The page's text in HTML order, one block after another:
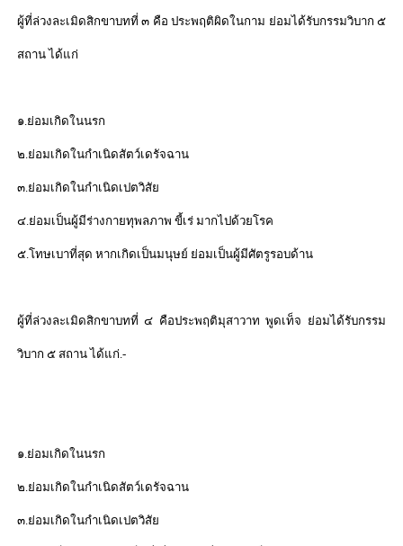
ผู้ที่ล่วงละเมิดสิกขาบทที่ ๓ คือ ประพฤติผิดในกาม ย่อมได้รับกรรมวิบาก ๕
สถาน ได้แก่
๑.ย่อมเกิดในนรก
๒.ย่อมเกิดในกำเนิดสัตว์เดรัจฉาน
๓.ย่อมเกิดในกำเนิดเปตวิสัย
๔.ย่อมเป็นผู้มีร่างกายทุพลภาพ ขี้เร่ มากไปด้วยโรค
๕.โทษเบาที่สุด หากเกิดเป็นมนุษย์ ย่อมเป็นผู้มีศัตรูรอบด้าน
ผู้ที่ล่วงละเมิดสิกขาบทที่ ๔ คือประพฤติมุสาวาท พูดเท็จ ย่อมได้รับกรรม
วิบาก ๕ สถาน ได้แก่.-
๑.ย่อมเกิดในนรก
๒.ย่อมเกิดในกำเนิดสัตว์เดรัจฉาน
๓.ย่อมเกิดในกำเนิดเปตวิสัย